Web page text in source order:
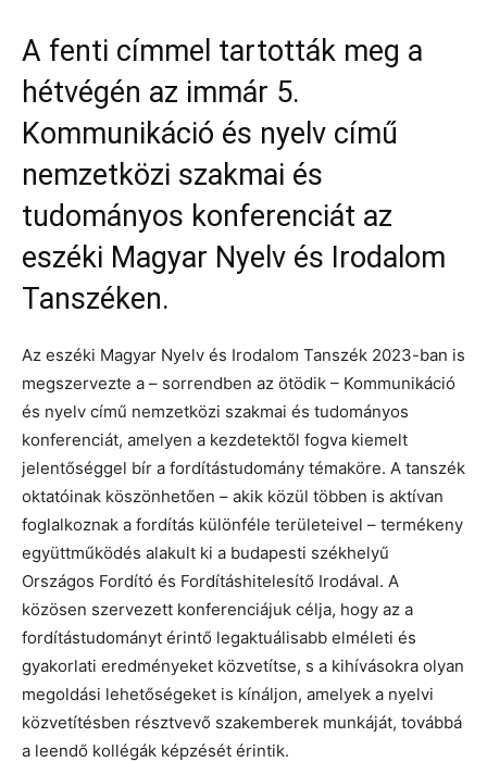
A fenti címmel tartották meg a
hétvégén az immár 5.
Kommunikáció és nyelv című
nemzetközi szakmai és
tudományos konferenciát az
eszéki Magyar Nyelv és Irodalom
Tanszéken.
Az eszéki Magyar Nyelv és Irodalom Tanszék 2023-ban is
megszervezte a – sorrendben az ötödik – Kommunikáció
és nyelv című nemzetközi szakmai és tudományos
konferenciát, amelyen a kezdetektől fogva kiemelt
jelentőséggel bír a fordítástudomány témaköre. A tanszék
oktatóinak köszönhetően – akik közül többen is aktívan
foglalkoznak a fordítás különféle területeivel – termékeny
együttműködés alakult ki a budapesti székhelyű
Országos Fordító és Fordításhitelesítő Irodával. A
közösen szervezett konferenciájuk célja, hogy az a
fordítástudományt érintő legaktuálisabb elméleti és
gyakorlati eredményeket közvetítse, s a kihívásokra olyan
megoldási lehetőségeket is kínáljon, amelyek a nyelvi
közvetítésben résztvevő szakemberek munkáját, továbbá
a leendő kollégák képzését érintik.